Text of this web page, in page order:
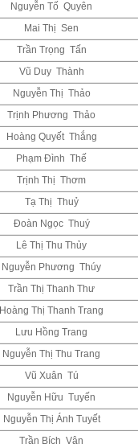
Nguyễn Tố Quyên
Mai Thị Sen
Trần Trọng Tấn
Vũ Duy Thành
Nguyễn Thị Thảo
Trịnh Phương Thảo
Hoàng Quyết Thắng
Phạm Đình Thế
Trịnh Thị Thơm
Tạ Thị Thuỷ
Đoàn Ngọc Thuý
Lê Thị Thu Thủy
Nguyễn Phương Thúy
Trần Thị Thanh Thư
Hoàng Thị Thanh Trang
Lưu Hồng Trang
Nguyễn Thị Thu Trang
Vũ Xuân Tú
Nguyễn Hữu Tuyến
Nguyễn Thị Ánh Tuyết
Trần Bích Vân